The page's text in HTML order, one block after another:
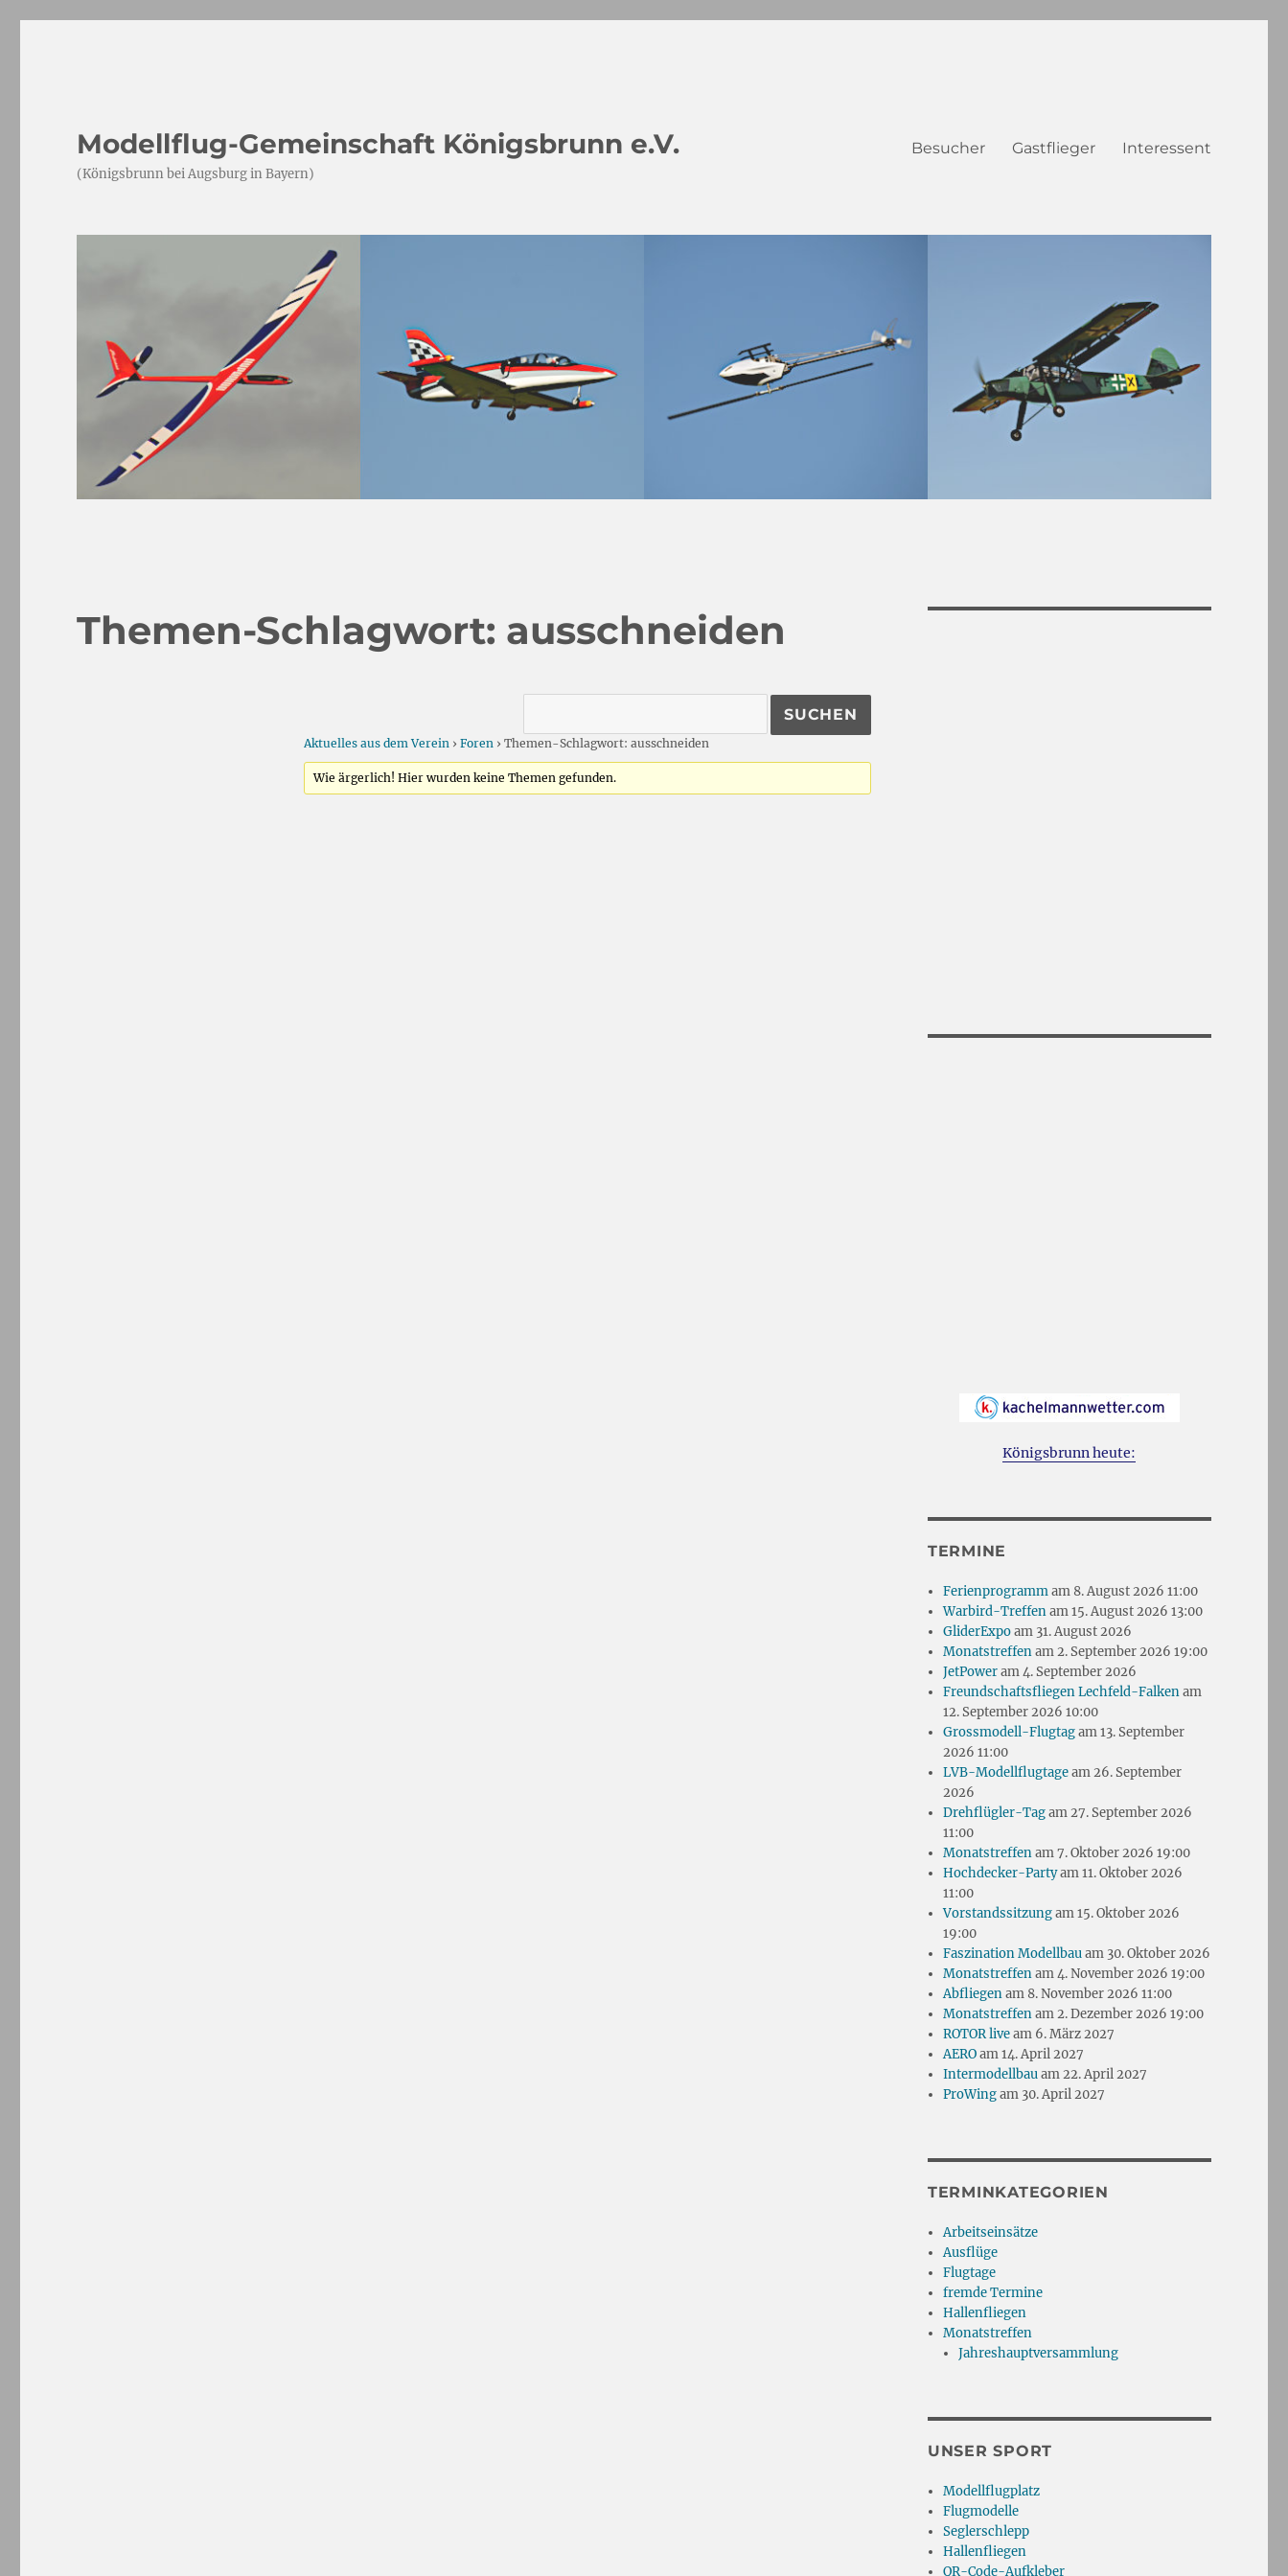
Modellflug-Gemeinschaft Königsbrunn e.V.
(Königsbrunn bei Augsburg in Bayern)
Besucher Gastflieger Interessent
Themen-Schlagwort: ausschneiden
Aktuelles aus dem Verein › Foren › Themen-Schlagwort: ausschneiden
Wie ärgerlich! Hier wurden keine Themen gefunden.
Königsbrunn heute:
TERMINE
Ferienprogrammam 8. August 2026 11:00
Warbird-Treffenam 15. August 2026 13:00
GliderExpoam 31. August 2026
Monatstreffenam 2. September 2026 19:00
JetPoweram 4. September 2026
Freundschaftsfliegen Lechfeld-Falkenam
12. September 2026 10:00
Grossmodell-Flugtagam 13. September
2026 11:00
LVB-Modellflugtageam 26. September
2026
Drehflügler-Tagam 27. September 2026
11:00
Monatstreffenam 7. Oktober 2026 19:00
Hochdecker-Partyam 11. Oktober 2026
11:00
Vorstandssitzungam 15. Oktober 2026
19:00
Faszination Modellbauam 30. Oktober 2026
Monatstreffenam 4. November 2026 19:00
Abfliegenam 8. November 2026 11:00
Monatstreffenam 2. Dezember 2026 19:00
ROTOR liveam 6. März 2027
AEROam 14. April 2027
Intermodellbauam 22. April 2027
ProWingam 30. April 2027
TERMINKATEGORIEN
Arbeitseinsätze
Ausflüge
Flugtage
fremde Termine
Hallenfliegen
Monatstreffen
Jahreshauptversammlung
UNSER SPORT
Modellflugplatz
Flugmodelle
Seglerschlepp
Hallenfliegen
QR-Code-Aufkleber